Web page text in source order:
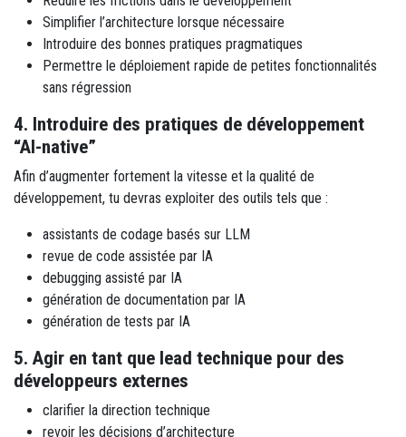
Simplifier l’architecture lorsque nécessaire
Introduire des bonnes pratiques pragmatiques
Permettre le déploiement rapide de petites fonctionnalités
sans régression
4. Introduire des pratiques de développement
“AI-native”
Afin d’augmenter fortement la vitesse et la qualité de
développement, tu devras exploiter des outils tels que :
assistants de codage basés sur LLM
revue de code assistée par IA
debugging assisté par IA
génération de documentation par IA
génération de tests par IA
5. Agir en tant que lead technique pour des
développeurs externes
clarifier la direction technique
revoir les décisions d’architecture